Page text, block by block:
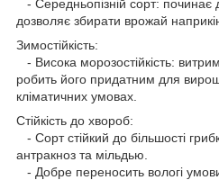
- Середньопізній сорт: починає
дозволяє збирати врожай
Зимостійкість:
- Висока морозостійкість:
робить його придатним для
кліматичних умовах.
Стійкість до хвороб:
- Сорт стійкий до більшості
антракноз та мільдью.
- Добре переносить вологі